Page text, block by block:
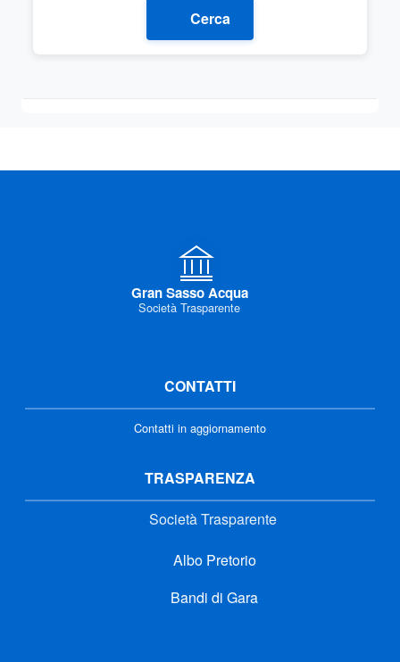
Cerca
Gran Sasso Acqua
Società Trasparente
CONTATTI
Contatti in aggiornamento
TRASPARENZA
Società Trasparente
Albo Pretorio
Bandi di Gara